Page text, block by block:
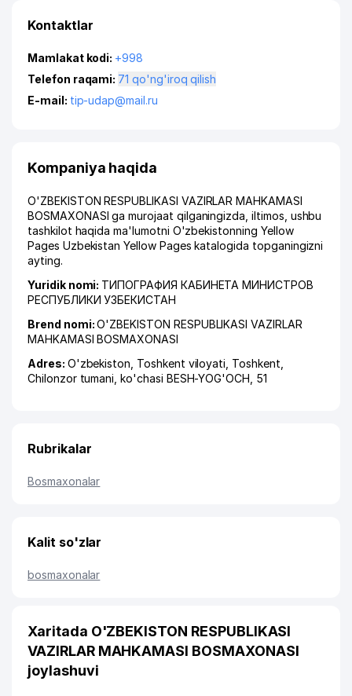
Kontaktlar
Mamlakat kodi: +998
Telefon raqami:
71 qo'ng'iroq qilish
E-mail: tip-udap@mail.ru
Kompaniya haqida
O'ZBEKISTON RESPUBLIKASI VAZIRLAR MAHKAMASI
BOSMAXONASI ga murojaat qilganingizda, iltimos, ushbu
tashkilot haqida ma'lumotni O'zbekistonning Yellow
Pages Uzbekistan Yellow Pages katalogida topganingizni
ayting.
Yuridik nomi: ТИПОГРАФИЯ КАБИНЕТА МИНИСТРОВ
РЕСПУБЛИКИ УЗБЕКИСТАН
Brend nomi:O'ZBEKISTON RESPUBLIKASI VAZIRLAR
MAHKAMASI BOSMAXONASI
Adres: O'zbekiston, Toshkent viloyati Toshkent
Chilonzor tumani ,ko'chasi BESH-YOG'OCH , 51
Rubrikalar
Bosmaxonalar
Kalit so'zlar
bosmaxonalar
Xaritada O'ZBEKISTON RESPUBLIKASI
VAZIRLAR MAHKAMASI BOSMAXONASI
joylashuvi